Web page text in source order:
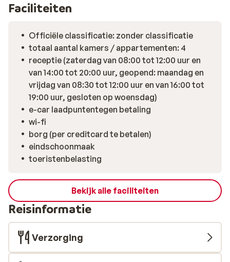
Faciliteiten
Officiële classificatie: zonder classificatie
totaal aantal kamers / appartementen: 4
receptie (zaterdag van 08:00 tot 12:00 uur en
van 14:00 tot 20:00 uur, geopend: maandag en
vrijdag van 08:30 tot 12:00 uur en van 16:00 tot
19:00 uur, gesloten op woensdag)
e-car laadpuntentegen betaling
wi-fi
borg (per creditcard te betalen)
eindschoonmaak
toeristenbelasting
Bekijk alle faciliteiten
Reisinformatie
Verzorging